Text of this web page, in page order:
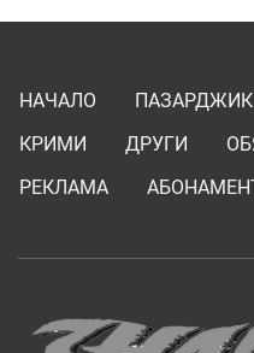
НАЧАЛО ПАЗАРДЖИК
КРИМИ
ДРУГИ
РЕКЛАМА